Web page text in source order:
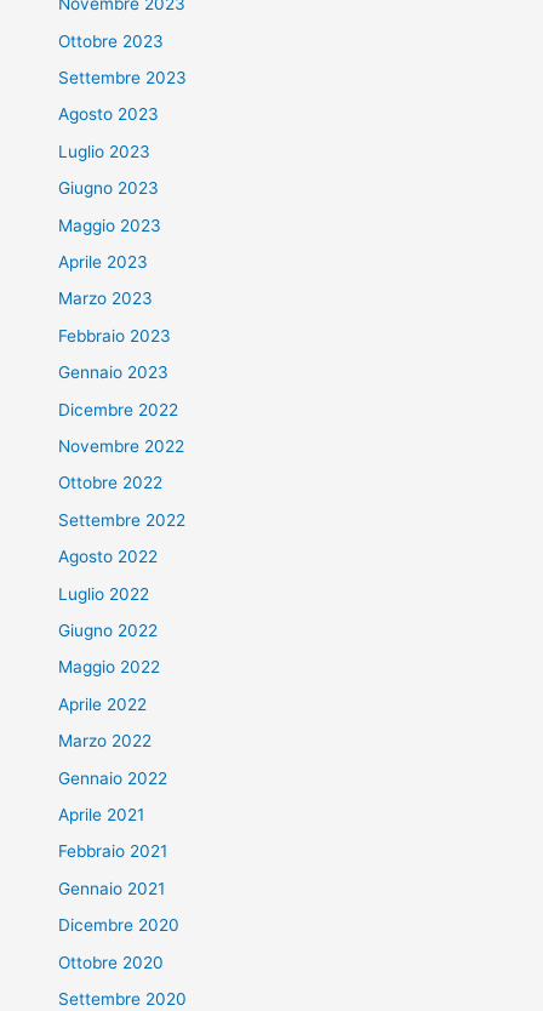
Ottobre 2023
Settembre 2023
Agosto 2023
Luglio 2023
Giugno 2023
Maggio 2023
Aprile 2023
Marzo 2023
Febbraio 2023
Gennaio 2023
Dicembre 2022
Novembre 2022
Ottobre 2022
Settembre 2022
Agosto 2022
Luglio 2022
Giugno 2022
Maggio 2022
Aprile 2022
Marzo 2022
Gennaio 2022
Aprile 2021
Febbraio 2021
Gennaio 2021
Dicembre 2020
Ottobre 2020
Settembre 2020